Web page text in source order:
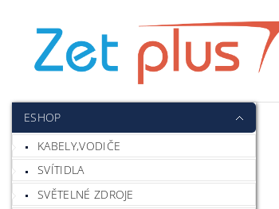
ESHOP
KABELY,VODIČE
SVÍTIDLA
SVĚTELNÉ ZDROJE